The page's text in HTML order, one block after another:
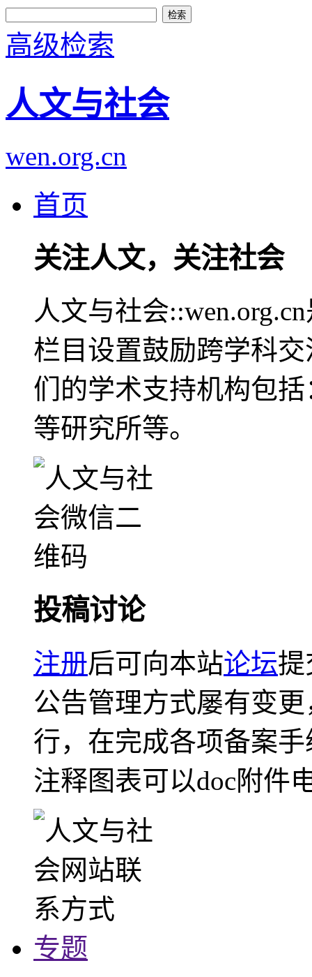
高级检索
人文与社会
wen.org.cn
首页
关注人文，关注社会
人文与社会
栏目设置鼓励跨学科
们的学术支持机构包
等研究所等。
投稿讨论
注册后可向本站论坛提
公告管理方式屡有变
行，在完成各项备案
注释图表可以doc附件
专题